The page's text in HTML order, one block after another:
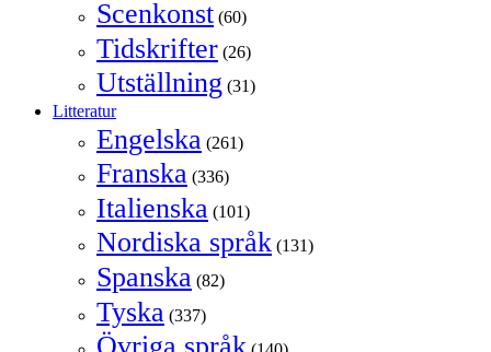
Scenkonst (60)
Tidskrifter (26)
Utställning (31)
Litteratur
Engelska (261)
Franska (336)
Italienska (101)
Nordiska språk (131)
Spanska (82)
Tyska (337)